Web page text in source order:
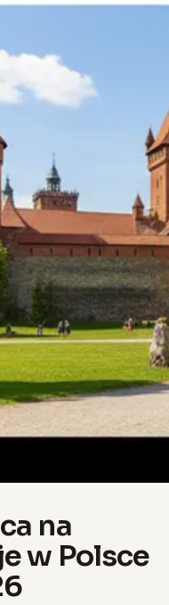
na
w Polsce